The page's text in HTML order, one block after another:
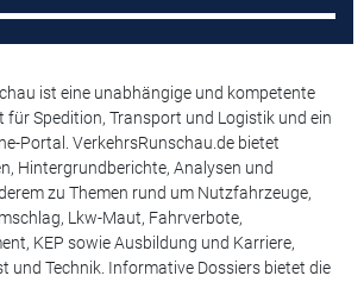
ist eine unabhängige und kompetente
Spedition, Transport und Logistik und ein
Portal. VerkehrsRunschau.de bietet
Hintergrundberichte, Analysen und
zu Themen rund um Nutzfahrzeuge,
Lkw-Maut, Fahrverbote,
KEP sowie Ausbildung und Karriere,
und Technik. Informative Dossiers bietet die